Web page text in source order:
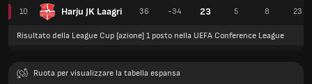
10 Harju JK Laagri 36 -34 23 5 8 23
Risultato della League Cup [azione] 1 posto nella UEFA Conference League
Ruota per visualizzare la tabella espansa